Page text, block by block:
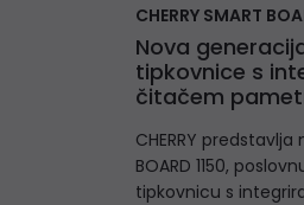
CHERRY SMART
Nova
tipkovnice s
čitačem
CHERRY predstavlja
BOARD 1150,
tipkovnicu s